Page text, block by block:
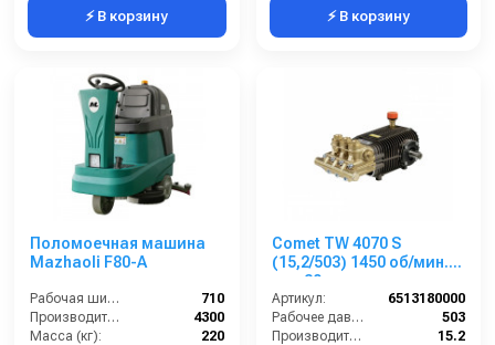
⚡ В корзину ⚡ В корзину
Поломоечная машина
Mazhaoli F80-A
Рабочая ширина (мм):
710
Производительность по площади (м2/ч):
4300
Масса (кг):
220
Comet TW 4070 S
(15,2/503) 1450 об/мин.
вал 30мм
Артикул:
6513180000
Рабочее давление (бар):
503
Производительность (л/мин):
15.2